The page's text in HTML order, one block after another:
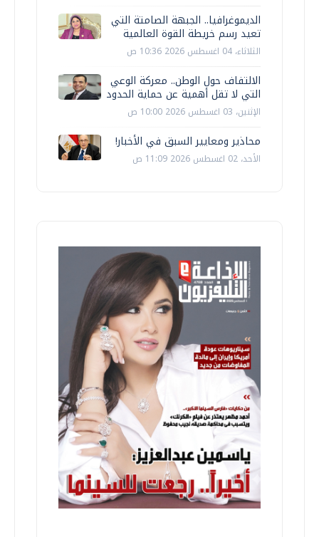
الديموغرافيا.. الجبهة الصامتة التي
تعيد رسم خريطة القوة العالمية
الثلاثاء، 04 اغسطس 2026 10:36 ص
الالتفاف حول الوطن.. معركة الوعي
التي لا تقل أهمية عن حماية الحدود
الإثنين، 03 اغسطس 2026 10:00 ص
محاذير ومعايير السبق في الأخبار!
الأحد، 02 اغسطس 2026 11:09 ص